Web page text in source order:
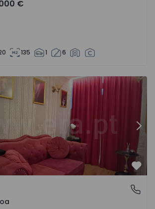
€
135 1 6
Amadora, Alfragide - 1532397 - 4